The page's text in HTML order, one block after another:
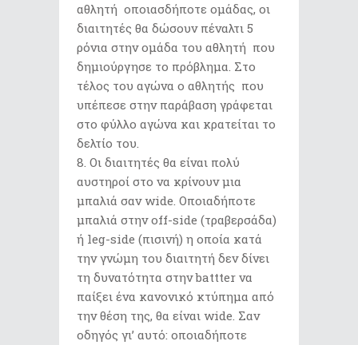
αθλητή οποιασδήποτε ομάδας, οι
διαιτητές θα δώσουν πέναλτι 5
ρόνια στην ομάδα του αθλητή που
δημιούργησε το πρόβλημα. Στο
τέλος του αγώνα ο αθλητής που
υπέπεσε στην παράβαση γράφεται
στο φύλλο αγώνα και κρατείται το
δελτίο του.
Οι διαιτητές θα είναι πολύ
αυστηροί στο να κρίνουν μια
μπαλιά σαν wide. Οποιαδήποτε
μπαλιά στην off-side (τραβερσάδα)
ή leg-side (πισινή) η οποία κατά
την γνώμη του διαιτητή δεν δίνει
τη δυνατότητα στην battter να
παίξει ένα κανονικό κτύπημα από
την θέση της, θα είναι wide. Σαν
οδηγός γι’ αυτό: οποιαδήποτε